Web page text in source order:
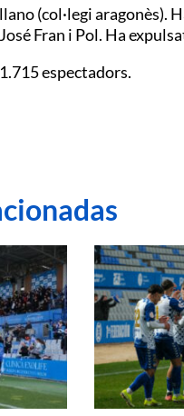
(col·legi aragonès).
Fran i Pol. Ha
espectadors.